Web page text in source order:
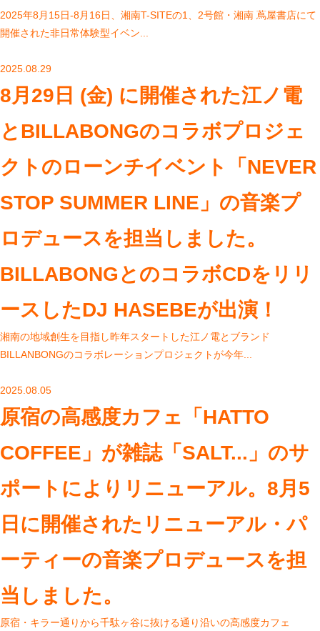
2025年8月15日-8月16日、湘南T-SITEの1、2号館・湘南 蔦屋書店にて
開催された非日常体験型イベン...
2025.08.29
8月29日 (金) に開催された江ノ電
とBILLABONGのコラボプロジェ
クトのローンチイベント「NEVER
STOP SUMMER LINE」の音楽プ
ロデュースを担当しました。
BILLABONGとのコラボCDをリリ
ースしたDJ HASEBEが出演！
湘南の地域創生を目指し昨年スタートした江ノ電とブランド
BILLANBONGのコラボレーションプロジェクトが今年...
2025.08.05
原宿の高感度カフェ「HATTO
COFFEE」が雑誌「SALT...」のサ
ポートによりリニューアル。8月5
日に開催されたリニューアル・パ
ーティーの音楽プロデュースを担
当しました。
原宿・キラー通りから千駄ヶ谷に抜ける通り沿いの高感度カフェ